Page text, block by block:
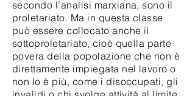
secondo l’analisi marxiana, sono il
proletariato. Ma in questa classe
può essere collocato anche il
sottoproletariato, cioè quella parte
povera della popolazione che non è
direttamente impiegata nel lavoro o
non lo è più, come i disoccupati, gli